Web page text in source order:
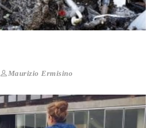
IN ITALIA I SERVIZI DI RI...
Maurizio Ermisino